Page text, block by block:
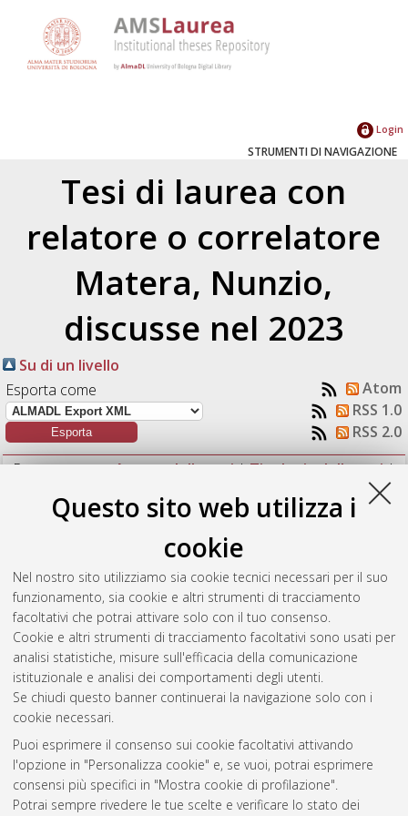
Questo sito web utilizza i
cookie
Nel nostro sito utilizziamo sia cookie tecnici necessari per il suo
funzionamento, sia cookie e altri strumenti di tracciamento
facoltativi che potrai attivare solo con il tuo consenso.
Cookie e altri strumenti di tracciamento facoltativi sono usati per
analisi statistiche, misure sull'efficacia della comunicazione
istituzionale e analisi dei comportamenti degli utenti.
Se chiudi questo banner continuerai la navigazione solo con i
cookie necessari.
Puoi esprimere il consenso sui cookie facoltativi attivando
l'opzione in "Personalizza cookie" e, se vuoi, potrai esprimere
consensi più specifici in "Mostra cookie di profilazione".
Potrai sempre rivedere le tue scelte e verificare lo stato dei
Login
STRUMENTI DI NAVIGAZIONE
Tesi di laurea con
relatore o correlatore
Matera, Nunzio,
discusse nel 2023
Su di un livello
Esporta come
Atom
RSS 1.0
RSS 2.0
Raggruppa per:Autore della tesi|Tipologia della tesi|
Atropisomeric Bis-arylboryl-Carbazoles for use in CP-OLEDs.
[Laurea magistrale], Università di Bologna, Corso di Studio in
Chimica industriale [LM-DM270]
Questa lista e' stata generata ilThu Aug 6 10:48:10 2026
CEST
Atom
Rss 1.0
Rss 2.0